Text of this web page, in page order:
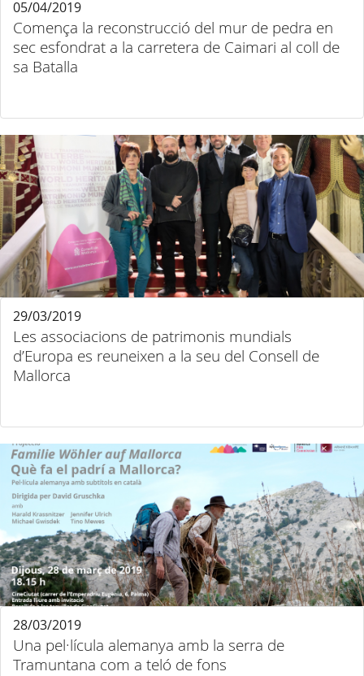
Comença la reconstrucció del mur de pedra en
sec esfondrat a la carretera de Caimari al coll de
sa Batalla
05/04/2019
Les associacions de patrimonis mundials
d’Europa es reuneixen a la seu del Consell de
Mallorca
29/03/2019
Una pel·lícula alemanya amb la serra de
Tramuntana com a teló de fons
28/03/2019